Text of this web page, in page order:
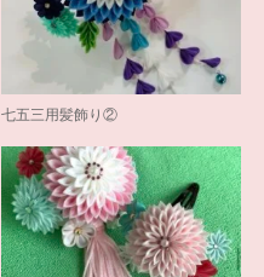
七五三用髪飾り②